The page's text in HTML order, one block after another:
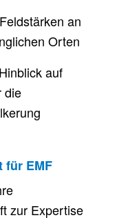
an
Orten
auf
die
für EMF
zur Expertise